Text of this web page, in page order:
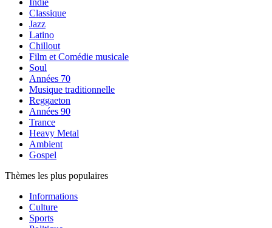
Indie
Classique
Jazz
Latino
Chillout
Film et Comédie musicale
Soul
Années 70
Musique traditionnelle
Reggaeton
Années 90
Trance
Heavy Metal
Ambient
Gospel
Thèmes les plus populaires
Informations
Culture
Sports